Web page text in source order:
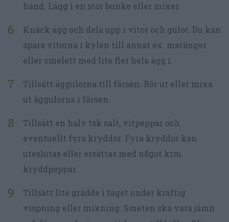
hand. Lägg i en stor bunke eller mixer.
Knäck ägg och dela upp i vitor och gulor. Du kan
spara vitorna i kylen till annat ex. maränger
eller omelett med lite fler hela ägg i.
Tillsätt äggulorna till färsen. Rör ut eller mixa
ut äggulorna i färsen.
Tillsätt en halv tsk salt, vitpeppar och
eventuellt fyra kryddor. Fyra kryddor kan
uteslutas eller ersättas med något krm
kryddpeppar.
Tillsätt lite grädde i taget under kraftig
vispning eller mixning. Smeten ska vara jämn